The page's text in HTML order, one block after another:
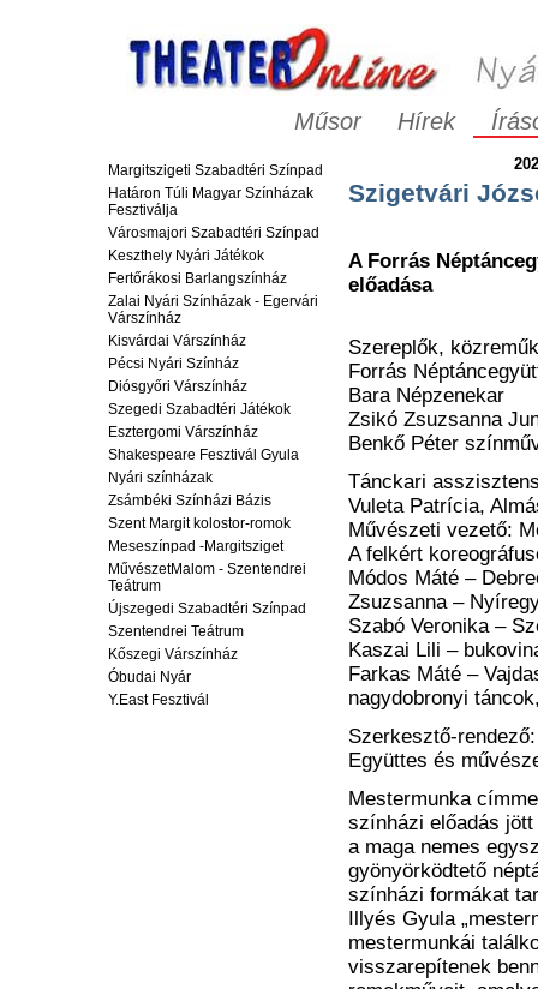
Műsor Hírek
Margitszigeti Szabadtéri Színpad
Határon Túli Magyar Színházak
Fesztiválja
Városmajori Szabadtéri Színpad
Keszthely Nyári Játékok
Fertőrákosi Barlangszínház
Zalai Nyári Színházak - Egervári
Várszínház
Kisvárdai Várszínház
Pécsi Nyári Színház
Diósgyőri Várszínház
Szegedi Szabadtéri Játékok
Esztergomi Várszínház
Shakespeare Fesztivál Gyula
Nyári színházak
Zsámbéki Színházi Bázis
Szent Margit kolostor-romok
Meseszínpad -Margitsziget
MűvészetMalom - Szentendrei
Teátrum
Újszegedi Szabadtéri Színpad
Szentendrei Teátrum
Kőszegi Várszínház
Óbudai Nyár
Y.East Fesztivál
Szigetvári
A Forrás
előadása
Szereplők,
Forrás
Bara Népzenekar
Zsikó Zsuzsanna
Benkő Péter
Tánckari
Vuleta Patrícia,
Művészeti vezető:
A felkért
Módos Máté –
Zsuzsanna –
Szabó Veronika –
Kaszai Lili –
Farkas Máté –
nagydobronyi
Szerkesztő-
Együttes és
Mestermunka
színházi előadás
a maga nemes
gyönyörködtető
színházi formákat
Illyés Gyula
mestermunkái
visszarepítenek